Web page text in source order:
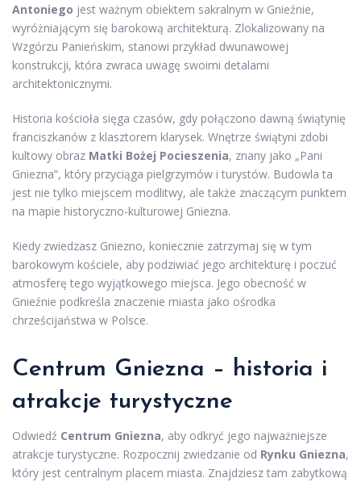
Antoniego jest ważnym obiektem sakralnym w Gnieźnie,
wyróżniającym się barokową architekturą. Zlokalizowany na
Wzgórzu Panieńskim, stanowi przykład dwunawowej
konstrukcji, która zwraca uwagę swoimi detalami
architektonicznymi.
Historia kościoła sięga czasów, gdy połączono dawną świątynię
franciszkanów z klasztorem klarysek. Wnętrze świątyni zdobi
kultowy obraz Matki Bożej Pocieszenia, znany jako „Pani
Gniezna”, który przyciąga pielgrzymów i turystów. Budowla ta
jest nie tylko miejscem modlitwy, ale także znaczącym punktem
na mapie historyczno-kulturowej Gniezna.
Kiedy zwiedzasz Gniezno, koniecznie zatrzymaj się w tym
barokowym kościele, aby podziwiać jego architekturę i poczuć
atmosferę tego wyjątkowego miejsca. Jego obecność w
Gnieźnie podkreśla znaczenie miasta jako ośrodka
chrześcijaństwa w Polsce.
Centrum Gniezna – historia i
atrakcje turystyczne
Odwiedź Centrum Gniezna, aby odkryć jego najważniejsze
atrakcje turystyczne. Rozpocznij zwiedzanie od Rynku Gniezna,
który jest centralnym placem miasta. Znajdziesz tam zabytkową